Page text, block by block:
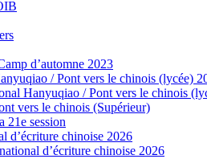
d’automne 2023
/ Pont vers le chinois (lycée)
Hanyuqiao / Pont vers le chinois
vers le chinois (Supérieur)
21e session
d’écriture chinoise 2026
d’écriture chinoise 2026